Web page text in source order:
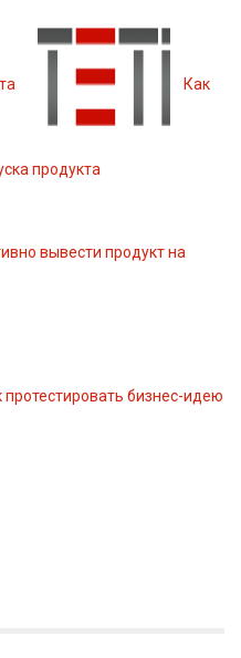
Как
продукта
вывести продукт на
протестировать бизнес-идею